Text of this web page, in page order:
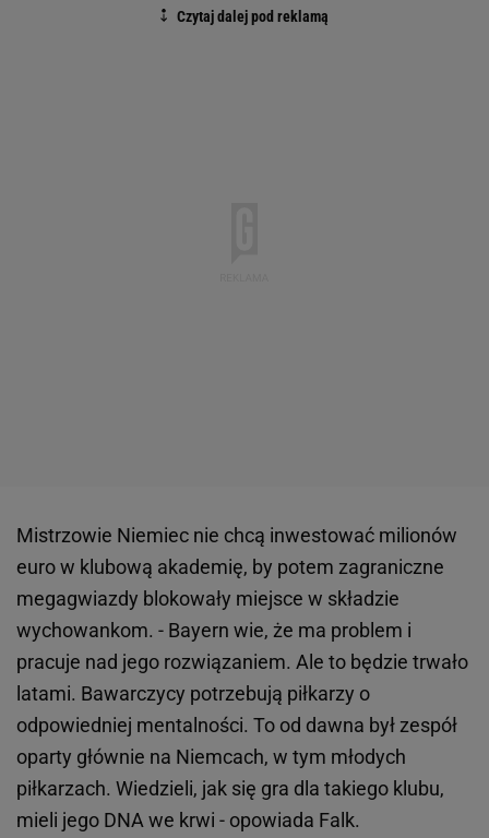
Mistrzowie Niemiec nie chcą inwestować milionów
euro w klubową akademię, by potem zagraniczne
megagwiazdy blokowały miejsce w składzie
wychowankom. - Bayern wie, że ma problem i
pracuje nad jego rozwiązaniem. Ale to będzie trwało
latami. Bawarczycy potrzebują piłkarzy o
odpowiedniej mentalności. To od dawna był zespół
oparty głównie na Niemcach, w tym młodych
piłkarzach. Wiedzieli, jak się gra dla takiego klubu,
mieli jego DNA we krwi - opowiada Falk.